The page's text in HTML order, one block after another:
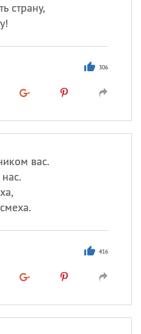
страну,
306
вас.
416
Александр
Анна
Посмотреть значение
происхождение